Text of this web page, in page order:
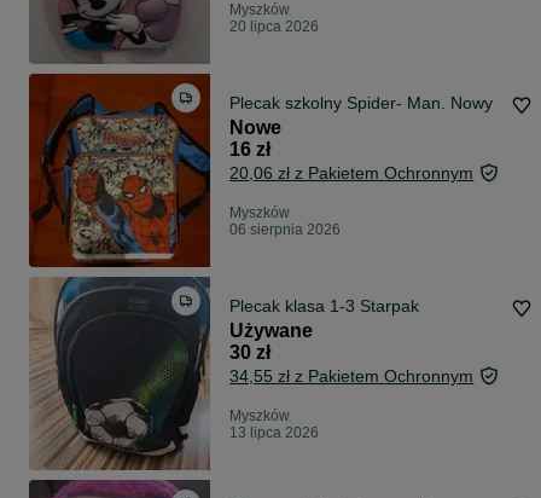
Myszków
20 lipca 2026
Plecak szkolny Spider- Man. Nowy
Nowe
16 zł
20,06 zł z Pakietem Ochronnym
Myszków
06 sierpnia 2026
Plecak klasa 1-3 Starpak
Używane
30 zł
34,55 zł z Pakietem Ochronnym
Myszków
13 lipca 2026